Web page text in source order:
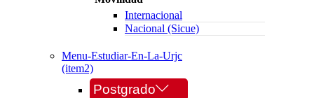
Internacional
Nacional (Sicue)
Menu-Estudiar-En-La-Urjc
(item2)
Postgrado